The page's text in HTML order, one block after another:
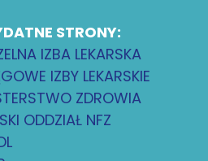
STRONY:
IZBA LEKARSKA
IZBY LEKARSKIE
ZDROWIA
ODDZIAŁ NFZ